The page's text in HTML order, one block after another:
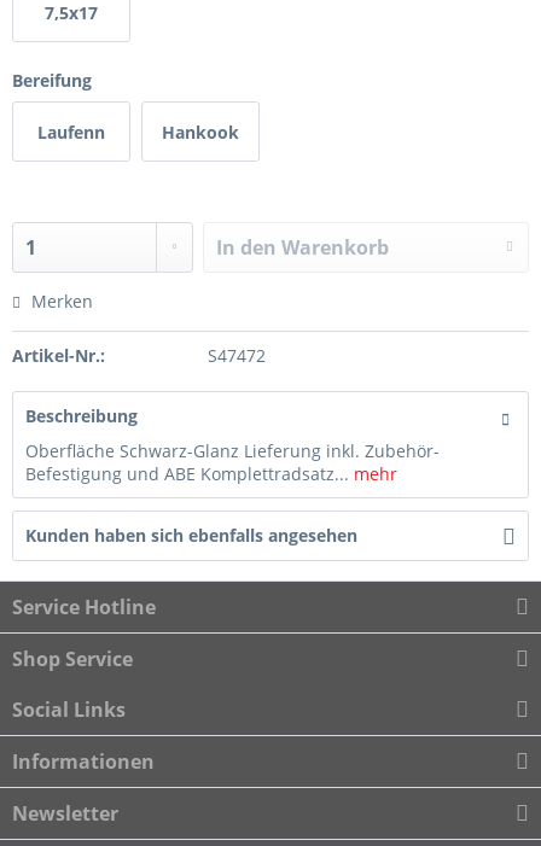
7,5x17
Bereifung
Laufenn Hankook
In den Warenkorb
Merken
Artikel-Nr.: S47472
Beschreibung
Oberfläche Schwarz-Glanz Lieferung inkl. Zubehör-
Befestigung und ABE Komplettradsatz... mehr
Kunden haben sich ebenfalls angesehen
Service Hotline
Shop Service
Social Links
Informationen
Newsletter